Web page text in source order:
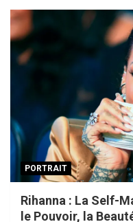
PORTRAIT
Rihanna : La Self-
le Pouvoir, la